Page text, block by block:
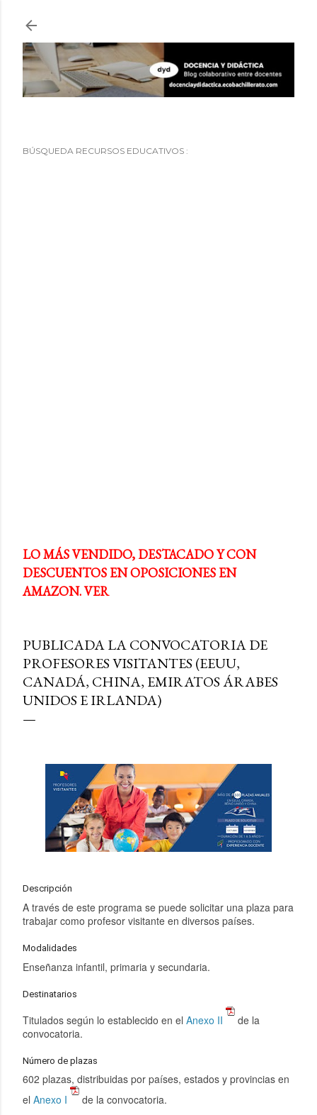
BÚSQUEDA RECURSOS EDUCATIVOS :
LO MÁS VENDIDO, DESTACADO Y CON
DESCUENTOS EN OPOSICIONES EN
AMAZON. VER
PUBLICADA LA CONVOCATORIA DE
PROFESORES VISITANTES (EEUU,
CANADÁ, CHINA, EMIRATOS ÁRABES
UNIDOS E IRLANDA)
Descripción
A través de este programa se puede solicitar una plaza para
trabajar como profesor visitante en diversos países.
Modalidades
Enseñanza infantil, primaria y secundaria.
Destinatarios
Titulados según lo establecido en el Anexo II
de la
convocatoria.
Número de plazas
602 plazas, distribuidas por países, estados y provincias en
el Anexo I
de la convocatoria.